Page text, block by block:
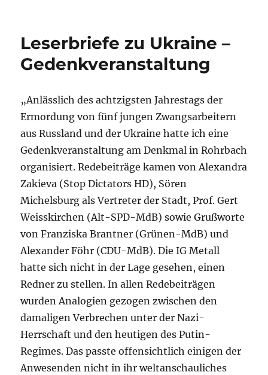
Leserbriefe zu Ukraine –
Gedenkveranstaltung
„Anlässlich des achtzigsten Jahrestags der
Ermordung von fünf jungen Zwangsarbeitern
aus Russland und der Ukraine hatte ich eine
Gedenkveranstaltung am Denkmal in Rohrbach
organisiert. Redebeiträge kamen von Alexandra
Zakieva (Stop Dictators HD), Sören
Michelsburg als Vertreter der Stadt, Prof. Gert
Weisskirchen (Alt-SPD-MdB) sowie Grußworte
von Franziska Brantner (Grünen-MdB) und
Alexander Föhr (CDU-MdB). Die IG Metall
hatte sich nicht in der Lage gesehen, einen
Redner zu stellen. In allen Redebeiträgen
wurden Analogien gezogen zwischen den
damaligen Verbrechen unter der Nazi-
Herrschaft und den heutigen des Putin-
Regimes. Das passte offensichtlich einigen der
Anwesenden nicht in ihr weltanschauliches